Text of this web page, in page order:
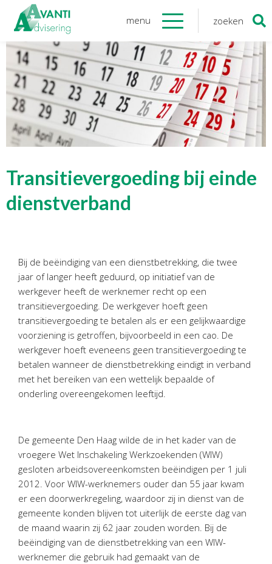
menu zoeken
Organisatie
Onze medewerkers
NOAB gecertificeerd
Algemene verordening
gegevensbescherming
Sponsoring
Onzediensten
Tijdelijk financieel personeel
Personeel & Organisatie
Bedrijfseconomisch advies
Belastingadvies Purmerend
Online boekhouden
Nieuws&informatie
Nieuwsbrief
Downloads
Contact
AvantiOnline
Twinfield – Boekhouden
Zoeken
naar:
Transitievergoeding bij einde
dienstverband
Bij de beëindiging van een dienstbetrekking, die twee
jaar of langer heeft geduurd, op initiatief van de
werkgever heeft de werknemer recht op een
transitievergoeding. De werkgever hoeft geen
transitievergoeding te betalen als er een gelijkwaardige
voorziening is getroffen, bijvoorbeeld in een cao. De
werkgever hoeft eveneens geen transitievergoeding te
betalen wanneer de dienstbetrekking eindigt in verband
met het bereiken van een wettelijk bepaalde of
onderling overeengekomen leeftijd.
De gemeente Den Haag wilde de in het kader van de
vroegere Wet Inschakeling Werkzoekenden (WIW)
gesloten arbeidsovereenkomsten beëindigen per 1 juli
2012. Voor WIW-werknemers ouder dan 55 jaar kwam
er een doorwerkregeling, waardoor zij in dienst van de
gemeente konden blijven tot uiterlijk de eerste dag van
de maand waarin zij 62 jaar zouden worden. Bij de
beëindiging van de dienstbetrekking van een WIW-
werknemer die gebruik had gemaakt van de